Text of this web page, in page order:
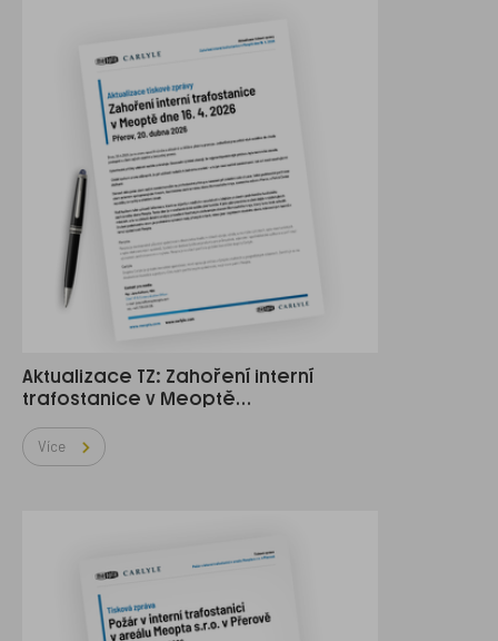
Aktualizace TZ: Zahoření interní
trafostanice v Meoptě…
Více